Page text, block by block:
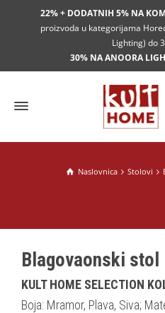
22% + DODATNIH 5% NA
proizvoda u kategorijama
Lighting) do
30% NA ANOORA
Naslovnica Stolovi
Blagovaonski stol
KULT HOME SELECTION
Boja: Mramor, Plava, Siva;